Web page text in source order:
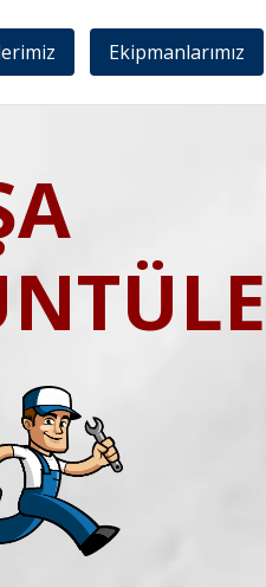
Ekipmanlarımız